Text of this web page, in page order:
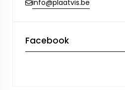
info@plaatvis.be
Facebook